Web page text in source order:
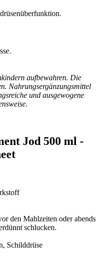
aufbewahren. Die
Nahrungsergänzungsmittel
und ausgewogene
Jod 500 ml -
den Mahlzeiten oder abends
schlucken.
Schilddrüse